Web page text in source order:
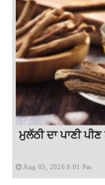
ਮੁਲੱਠੀ ਦਾ ਪਾਣੀ
Aug 05, 2026 8:01 Pm